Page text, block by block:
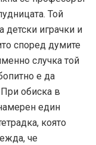
Той
детски играчки и
според думите
случка той
е да
обиска в
един
която
че